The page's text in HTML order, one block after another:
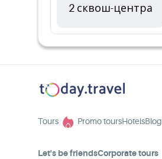
2 сквош-центра
Tours Promo toursHotelsBlog
Let's be friendsCorporate tours